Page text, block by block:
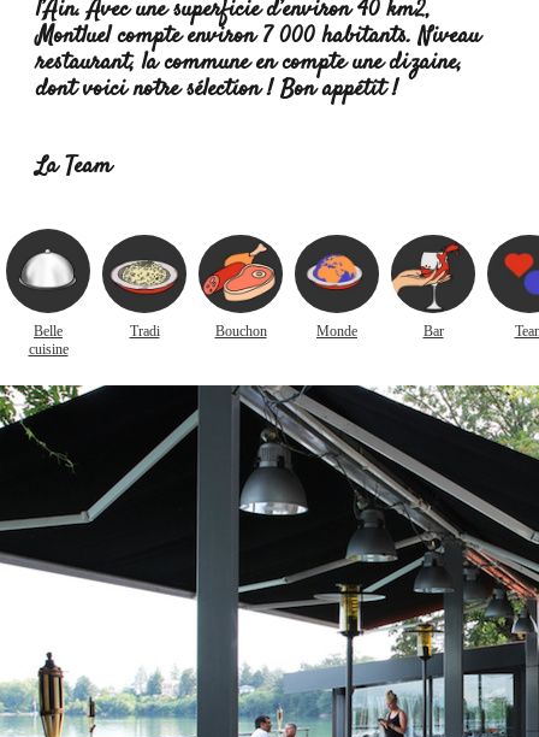
l’Ain. Avec une superficie d’environ 40 km2,
Montluel compte environ 7 000 habitants. Niveau
restaurant, la commune en compte une dizaine,
dont voici notre sélection ! Bon appétit ! Lire la
La Team
Belle
cuisine
Tradi Bouchon Monde Bar